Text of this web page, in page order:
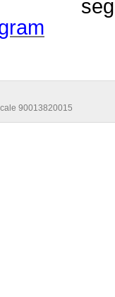
90013820015